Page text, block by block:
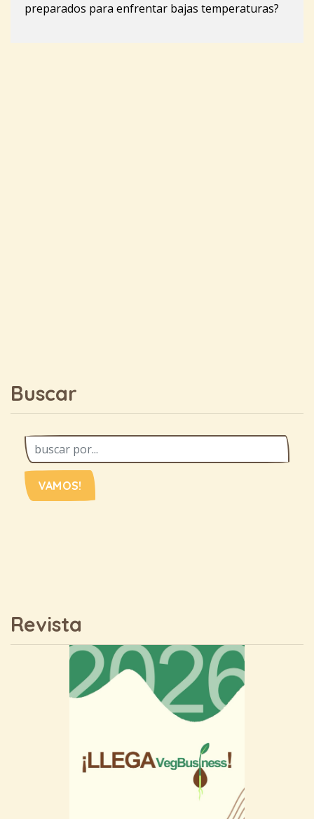
preparados para enfrentar bajas temperaturas?
Buscar
VAMOS!
Revista